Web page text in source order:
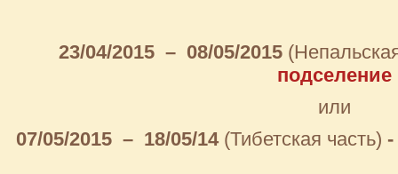
23/04/2015 – 08/05/2015
подселение
или
07/05/2015 – 18/05/14 (Тибетская часть) -